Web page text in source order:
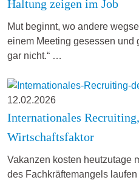
Haltung zeigen im Job
Mut beginnt, wo andere
einem Meeting gesessen und
gar nicht.“ …
12.02.2026
Internationales
Wirtschaftsfaktor
Vakanzen kosten heutzutage
des Fachkräftemangels